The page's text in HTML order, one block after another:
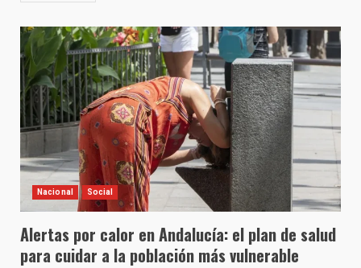
Nacional Social
Alertas por calor en Andalucía: el plan de salud
para cuidar a la población más vulnerable